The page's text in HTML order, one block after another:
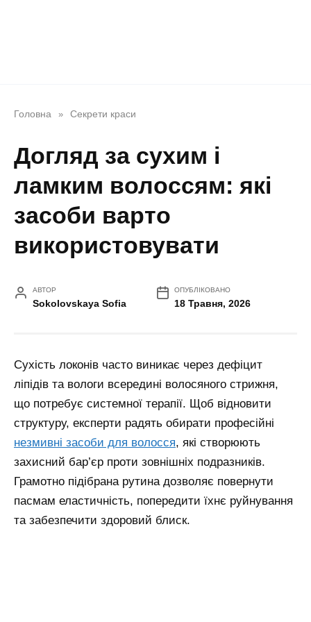
Головна » Секрети краси
Догляд за сухим і
ламким волоссям: які
засоби варто
використовувати
АВТОР
Sokolovskaya Sofia
ОПУБЛІКОВАНО
18 Травня, 2026
Сухість локонів часто виникає через дефіцит
ліпідів та вологи всередині волосяного стрижня,
що потребує системної терапії. Щоб відновити
структуру, експерти радять обирати професійні
незмивні засоби для волосся, які створюють
захисний бар’єр проти зовнішніх подразників.
Грамотно підібрана рутина дозволяє повернути
пасмам еластичність, попередити їхнє руйнування
та забезпечити здоровий блиск.